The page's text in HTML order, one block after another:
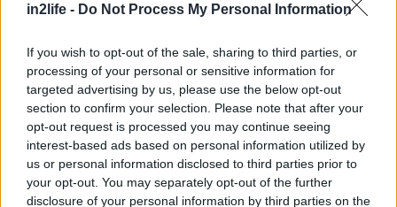
in2life - Do Not Process My Personal Information
If you wish to opt-out of the sale, sharing to third parties, or
processing of your personal or sensitive information for
targeted advertising by us, please use the below opt-out
section to confirm your selection. Please note that after your
opt-out request is processed you may continue seeing
interest-based ads based on personal information utilized by
us or personal information disclosed to third parties prior to
your opt-out. You may separately opt-out of the further
disclosure of your personal information by third parties on the
ελάχιστα πέτρινα σπιτάκια της, τις χρυσαφένιες
καστανιές και τα τρεχούμενα νερά της. Από εδώ
ξεκινούν άριστα σηματοδοτημένα, ειδυλλιακά
μονοπάτια, όπως το αγαπημένο των ορειβατών
που ανηφορίζει προς την Μεγάλη Τούρλα, αλλά
και ο δασικός δρόμος που καταλήγει στην καρδιά
του μοναδικού στην Ευρώπη δάσος των
δενδρόκεδρων (ή γιουνίπερων, αν το προτιμάτε